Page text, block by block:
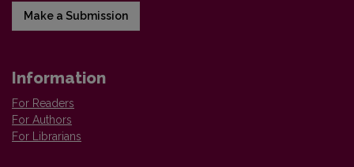
Make a Submission
Information
For Readers
For Authors
For Librarians